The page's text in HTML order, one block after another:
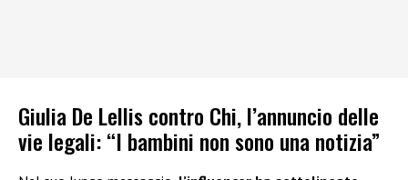
Giulia De Lellis contro Chi, l’annuncio delle
vie legali: “I bambini non sono una notizia”